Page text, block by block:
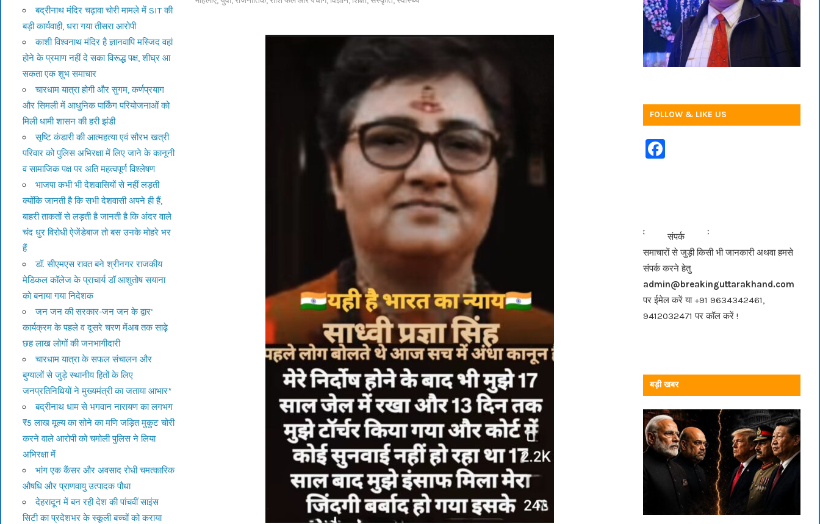
बद्रीनाथ मंदिर चढ़ावा चोरी मामले में SIT की
बड़ी कार्यवाही, धरा गया तीसरा आरोपी
काशी विश्वनाथ मंदिर है ज्ञानवापि मस्जिद वहां
होने के प्रमाण नहीं दे सका विरूद्ध पक्ष, शीघ्र आ
सकता एक शुभ समाचार
चारधाम यात्रा होगी और सुगम, कर्णप्रयाग
और सिमली में आधुनिक पार्किंग परियोजनाओं को
मिली धामी शासन की हरी झंडी
सृष्टि कंडारी की आत्महत्या एवं सौरभ खत्री
परिवार को पुलिस अभिरक्षा में लिए जाने के कानूनी
व सामाजिक पक्ष पर अति महत्वपूर्ण विश्लेषण
भाजपा कभी भी देशवासियों से नहीं लड़ती
क्योंकि जानती है कि सभी देशवासी अपने ही हैं,
बाहरी ताकतों से लड़ती है जानती है कि अंदर वाले
चंद धुर विरोधी ऐजेंडेबाज तो बस उनके मोहरे भर
हैं
डॉ. सीएमएस रावत बने श्रीनगर राजकीय
मेडिकल कॉलेज के प्राचार्य डॉ आशुतोष सयाना
को बनाया गया निदेशक
जन जन की सरकार-जन जन के द्वार’
कार्यक्रम के पहले व दूसरे चरण मेंअब तक साढ़े
छह लाख लोगों की जनभागीदारी
चारधाम यात्रा के सफल संचालन और
बुग्यालों से जुड़े स्थानीय हितों के लिए
जनप्रतिनिधियों ने मुख्यमंत्री का जताया आभार*
बद्रीनाथ धाम से भगवान नारायण का लगभग
₹5 लाख मूल्य का सोने का मणि जड़ित मुकुट चोरी
करने वाले आरोपी को चमोली पुलिस ने लिया
अभिरक्षा में
भांग एक कैंसर और अवसाद रोधी चमत्कारिक
औषधि और प्राणवायु उत्पादक पौधा
देहरादून में बन रही देश की पांचवीं साइंस
सिटी का प्रदेशभर के स्कूली बच्चों को कराया
FOLLOW & LIKE US
F
b
o
o
k
<<< संपर्क
>>>
समाचारों से जुड़ी किसी भी जानकारी अथवा हमसे
संपर्क करने हेतु
admin@breakinguttarakhand.com
पर ईमेल करें या +91 9634342461,
9412032471 पर कॉल करें !
बड़ी खबर